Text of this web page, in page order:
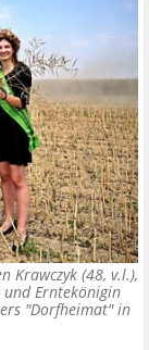
Krawczyk (48, v.l.),
Erntekönigin
"Dorfheimat" in